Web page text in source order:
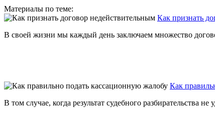
Материалы по теме:
Как признать
В своей жизни мы каждый день заключаем множество
Как
В том случае, когда результат судебного разбирательства